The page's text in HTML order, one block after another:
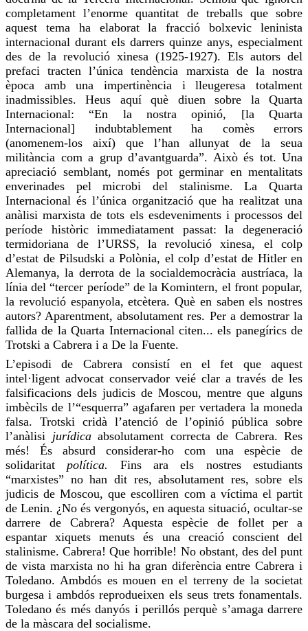
completament l’enorme quantitat de treballs que sobre
aquest tema ha elaborat la fracció bolxevic leninista
internacional durant els darrers quinze anys, especialment
des de la revolució xinesa (1925-1927). Els autors del
prefaci tracten l’única tendència marxista de la nostra
època amb una impertinència i lleugeresa totalment
inadmissibles. Heus aquí què diuen sobre la Quarta
Internacional: “En la nostra opinió, [la Quarta
Internacional] indubtablement ha comès errors
(anomenem-los així) que l’han allunyat de la seua
militància com a grup d’avantguarda”. Això és tot. Una
apreciació semblant, només pot germinar en mentalitats
enverinades pel microbi del stalinisme. La Quarta
Internacional és l’única organització que ha realitzat una
anàlisi marxista de tots els esdeveniments i processos del
període històric immediatament passat: la degeneració
termidoriana de l’URSS, la revolució xinesa, el colp
d’estat de Pilsudski a Polònia, el colp d’estat de Hitler en
Alemanya, la derrota de la socialdemocràcia austríaca, la
línia del “tercer període” de laKomintern, el front popular,
la revolució espanyola, etcètera. Què en saben els nostres
autors? Aparentment, absolutamentres. Per a demostrar la
fallida de la Quarta Internacional citen... els panegírics de
Trotski a Cabrera i a De la Fuente.
L’episodi de Cabrera consistí en el fet que aquest
intel·ligent advocat conservador veié clar a través de les
falsificacions dels judicis de Moscou, mentre que alguns
imbècils de l’“esquerra” agafaren per vertadera la moneda
falsa. Trotski cridà l’atenció de l’opinió pública sobre
l’anàlisi jurídica absolutament correcta de Cabrera. Res
més! És absurd considerar-ho com una espècie de
solidaritat política. Fins ara els nostres estudiants
“marxistes” no han dit res, absolutament res, sobre els
judicis de Moscou, que escolliren com a víctima el partit
de Lenin. ¿No és vergonyós, en aquesta situació, ocultar-se
darrere de Cabrera? Aquesta espècie de follet per a
espantar xiquets menuts és una creació conscient del
stalinisme. Cabrera! Que horrible! No obstant, des del punt
de vista marxista no hi ha gran diferència entre Cabrera i
Toledano. Ambdós es mouen en el terreny de la societat
burgesa i ambdós reprodueixen els seus trets fonamentals.
Toledano és més danyós i perillós perquè s’amaga darrere
de la màscara del socialisme.